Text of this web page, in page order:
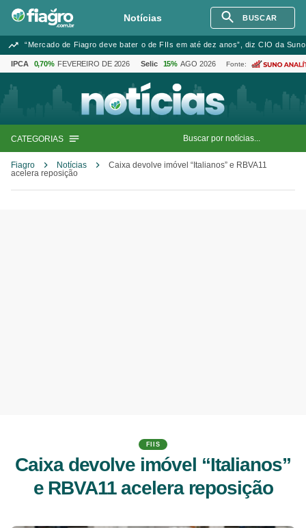
Notícias BUSCAR
“Mercado de Fiagro deve bater o de FIIs em até dez anos”, diz CIO da
IPCA 0,70% FEVEREIRO DE 2026 Selic 15% AGO 2026 Fonte:
CATEGORIAS
Fiagro Notícias
Caixa devolve imóvel “Italianos” e RBVA11
acelera reposição
FIIS
Caixa devolve imóvel “Italianos”
e RBVA11 acelera reposição